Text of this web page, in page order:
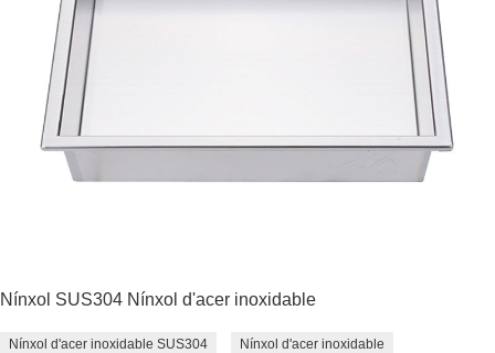
Nínxol SUS304 Nínxol d'acer inoxidable
Nínxol d'acer inoxidable SUS304 Nínxol d'acer inoxidable